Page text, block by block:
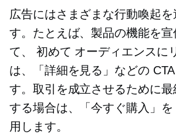
広告にはさまざまな行動喚起を
す。たとえば、製品の機能を宣
て、 初めて オーディエンスに
は、「詳細を見る」などの
す。取引を成立させるために
する場合は、「今すぐ購入」を
用します。